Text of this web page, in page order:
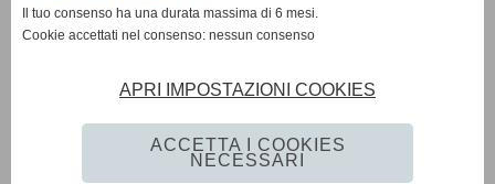
Il tuo consenso ha una durata massima di 6 mesi.
Cookie accettati nel consenso: nessun consenso
APRI IMPOSTAZIONI COOKIES
ACCETTA I COOKIES
NECESSARI